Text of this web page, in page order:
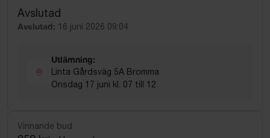
Avslutad
Avslutad: 16 juni 2026 09:04
Utlämning:
Linta Gårdsväg 5A Bromma
Onsdag 17 juni kl. 07 till 12
Vinnande bud